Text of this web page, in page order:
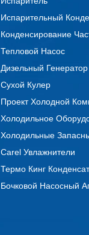
Испарительный
Конденсирование
Тепловой Насос
Дизельный Генератор
Сухой Кулер
Проект Холодной
Холодильное
Холодильные
Carel Увлажнители
Термо Кинг
Бочковой Насосный